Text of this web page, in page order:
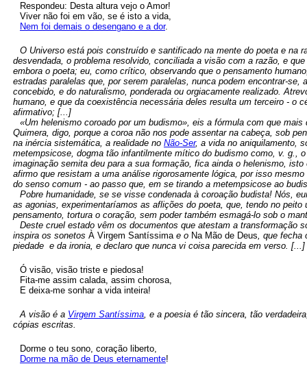
Respondeu: Desta altura vejo o Amor!
Viver não foi em vão, se é isto a vida,
Nem foi demais o desengano e a dor.
O Universo está pois construído e santificado na mente do poeta e na
desvendada, o problema resolvido, conciliada a visão com a razão, e
embora o poeta; eu, como crítico, observando que o pensamento
estradas paralelas que, por serem paralelas, nunca podem encontrar-
concebido, e do naturalismo, ponderada ou orgiacamente realizado.
humano, e que da coexistência necessária deles resulta um terceiro - o
afirmativo; [...]
«Um helenismo coroado por um budismo», eis a fórmula com que
Quimera, digo, porque a coroa não nos pode assentar na cabeça, sob
na inércia sistemática, a realidade no Não-Ser, a vida no aniquilamento,
metempsicose, dogma tão infantilmente mítico do budismo como, v. g.,
imaginação semita deu para a sua formação, fica ainda o helenismo,
afirmo que resistam a uma análise rigorosamente lógica, por isso
do senso comum - ao passo que, em se tirando a metempsicose ao
Pobre humanidade, se se visse condenada à coroação budista! Nós,
as agonias, experimentaríamos as aflições do poeta, que, tendo no
pensamento, tortura o coração, sem poder também esmagá-lo sob o
Deste cruel estado vêm os documentos que atestam a transformação
inspira os sonetos À Virgem Santíssimae o Na Mão de Deus, que fecha
piedade e da ironia, e declaro que nunca vi coisa parecida em verso. [...]
Ó visão, visão triste e piedosa!
Fita-me assim calada, assim chorosa,
E deixa-me sonhar a vida inteira!
A visão é a Virgem Santíssima, e a poesia é tão sincera, tão
cópias escritas.
Dorme o teu sono, coração liberto,
Dorme na mão de Deus eternamente!